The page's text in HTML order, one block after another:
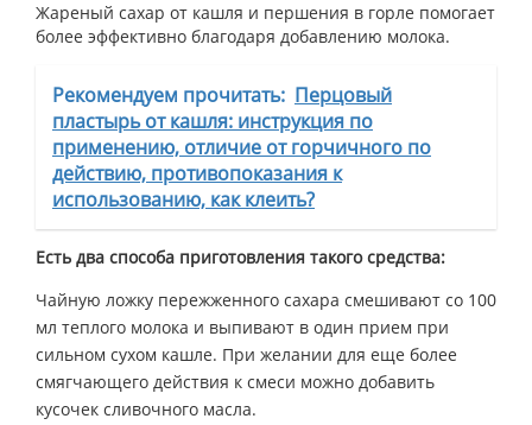
Жареный сахар от кашля и першения в горле помогает
более эффективно благодаря добавлению молока.
Рекомендуем прочитать: Перцовый
пластырь от кашля: инструкция по
применению, отличие от горчичного по
действию, противопоказания к
использованию, как клеить?
Есть два способа приготовления такого средства:
Чайную ложку пережженного сахара смешивают со 100
мл теплого молока и выпивают в один прием при
сильном сухом кашле. При желании для еще более
смягчающего действия к смеси можно добавить
кусочек сливочного масла.